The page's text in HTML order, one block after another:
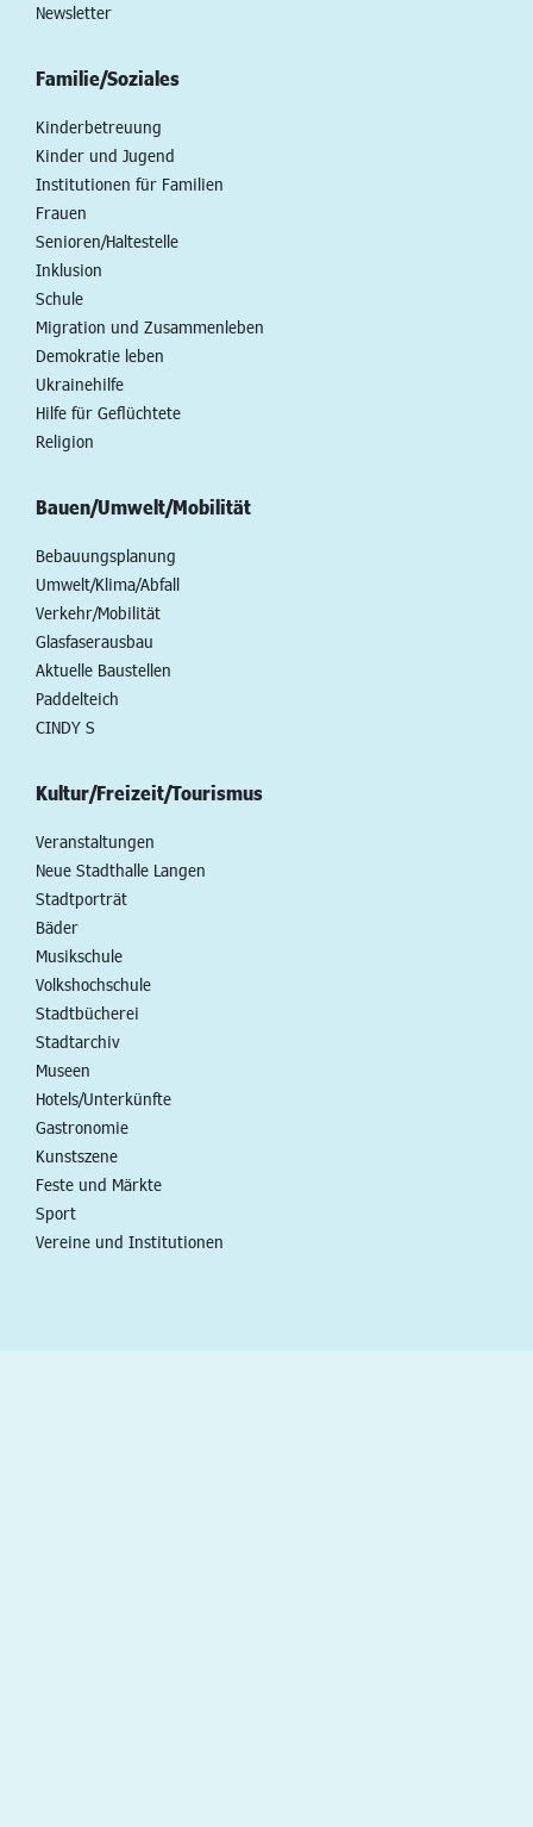
Newsletter
Familie/Soziales
Kinderbetreuung
Kinder und Jugend
Institutionen für Familien
Frauen
Senioren/Haltestelle
Inklusion
Schule
Migration und Zusammenleben
Demokratie leben
Ukrainehilfe
Hilfe für Geflüchtete
Religion
Bauen/Umwelt/Mobilität
Bebauungsplanung
Umwelt/Klima/Abfall
Verkehr/Mobilität
Glasfaserausbau
Aktuelle Baustellen
Paddelteich
CINDY S
Kultur/Freizeit/Tourismus
Veranstaltungen
Neue Stadthalle Langen
Stadtporträt
Bäder
Musikschule
Volkshochschule
Stadtbücherei
Stadtarchiv
Museen
Hotels/Unterkünfte
Gastronomie
Kunstszene
Feste und Märkte
Sport
Vereine und Institutionen